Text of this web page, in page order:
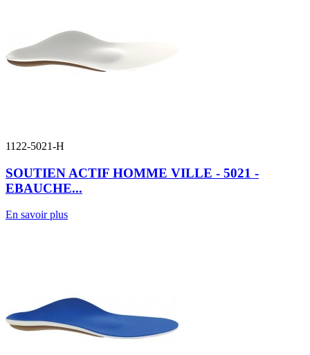
1122-5021-H
SOUTIEN ACTIF HOMME VILLE - 5021 -
EBAUCHE...
En savoir plus